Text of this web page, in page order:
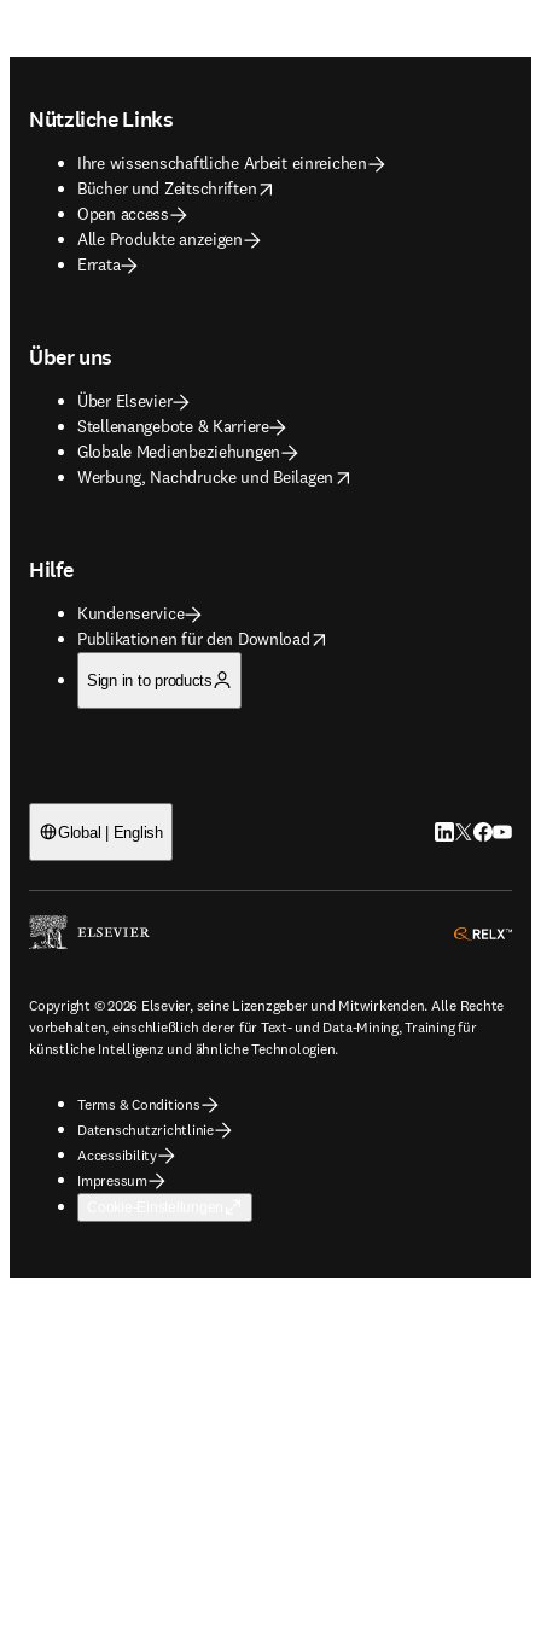
Nützliche Links
Ihre wissenschaftliche Arbeit einreichen
Bücher und Zeitschriften
opens in new tab/window
Open access
Alle Produkte anzeigen
Errata
Über uns
Über Elsevier
Stellenangebote & Karriere
Globale Medienbeziehungen
Werbung, Nachdrucke und Beilagen
opens in new tab/window
Hilfe
Kundenservice
Publikationen für den Download
opens in new tab/window
Sign in to products
Global | English LinkedIn
Twitter
Copyright © 2026 Elsevier, seine Lizenzgeber und Mitwirkenden. Alle Rechte
vorbehalten, einschließlich derer für Text- und Data-Mining, Training für
künstliche Intelligenz und ähnliche Technologien.
Terms & Conditions
Datenschutzrichtlinie
Accessibility
Impressum